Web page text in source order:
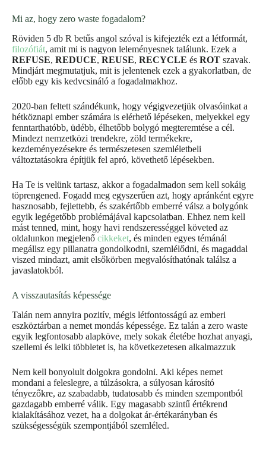
Mi az, hogy zero waste fogadalom?
Röviden 5 db R betűs angol szóval is kifejezték ezt a létformát,
filozófiát, amit mi is nagyon leleményesnek találunk. Ezek a
REFUSE, REDUCE, REUSE, RECYCLE és ROT szavak.
Mindjárt megmutatjuk, mit is jelentenek ezek a gyakorlatban, de
előbb egy kis kedvcsináló a fogadalmakhoz.
2020-ban feltett szándékunk, hogy végigvezetjük olvasóinkat a
hétköznapi ember számára is elérhető lépéseken, melyekkel egy
fenntarthatóbb, üdébb, élhetőbb bolygó megteremtése a cél.
Mindezt nemzetközi trendekre, zöld termékekre,
kezdeményezésekre és természetesen szemléletbeli
változtatásokra építjük fel apró, követhető lépésekben.
Ha Te is velünk tartasz, akkor a fogadalmadon sem kell sokáig
töprengened. Fogadd meg egyszerűen azt, hogy apránként egyre
hasznosabb, fejlettebb, és szakértőbb emberré válsz a bolygónk
egyik legégetőbb problémájával kapcsolatban. Ehhez nem kell
mást tenned, mint, hogy havi rendszerességgel követed az
oldalunkon megjelenő cikkeket, és minden egyes témánál
megállsz egy pillanatra gondolkodni, szemlélődni, és magaddal
viszed mindazt, amit elsőkörben megvalósíthatónak találsz a
javaslatokból.
A visszautasítás képessége
Talán nem annyira pozitív, mégis létfontosságú az emberi
eszköztárban a nemet mondás képessége. Ez talán a zero waste
egyik legfontosabb alapköve, mely sokak életébe hozhat anyagi,
szellemi és lelki többletet is, ha következetesen alkalmazzuk
Nem kell bonyolult dolgokra gondolni. Aki képes nemet
mondani a feleslegre, a túlzásokra, a súlyosan károsító
tényezőkre, az szabadabb, tudatosabb és minden szempontból
gazdagabb emberré válik. Egy magasabb szintű értékrend
kialakításához vezet, ha a dolgokat ár-értékarányban és
szükségességük szempontjából szemléled.